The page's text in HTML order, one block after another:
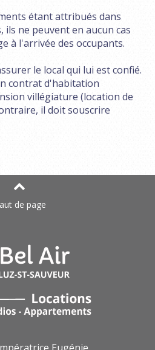
étant attribués dans
ne peuvent en aucun cas
à l'arrivée des occupants.
le local qui lui est confié.
contrat d'habitation
villégiature (location de
il doit souscrire
de page